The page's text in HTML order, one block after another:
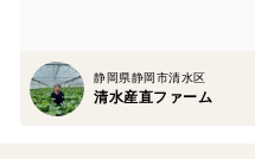
静岡県静岡市清水区
清水産直ファーム